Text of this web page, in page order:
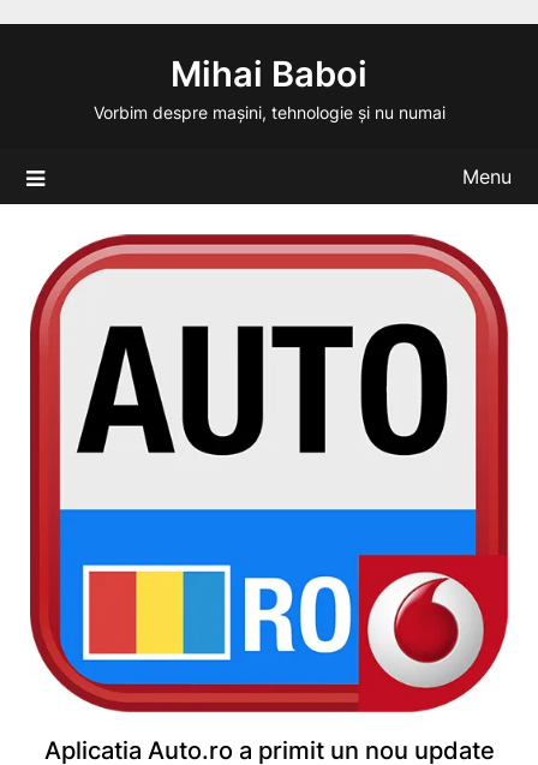
Mihai Baboi
Vorbim despre mașini, tehnologie și nu numai
Menu
Aplicatia Auto.ro a primit un nou update